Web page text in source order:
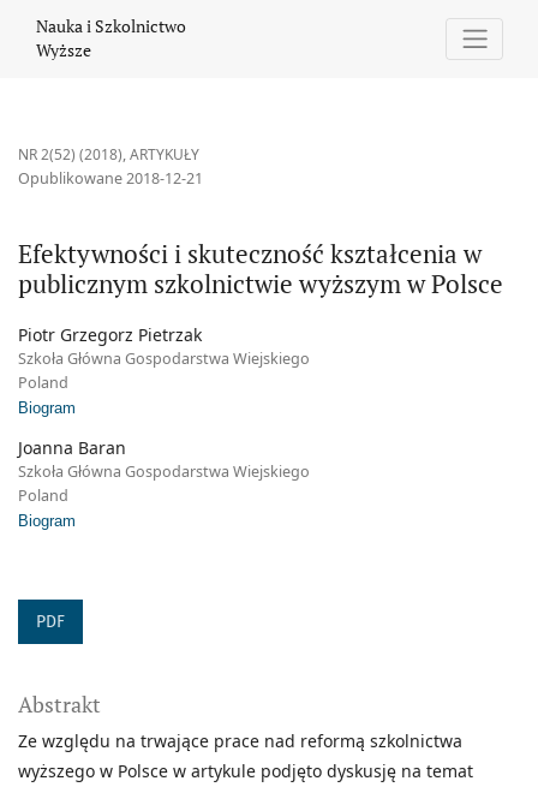
Nauka i Szkolnictwo
Wyższe
NR 2(52) (2018),ARTYKUŁY
Efektywności i skuteczność kształcenia w
publicznym szkolnictwie wyższym w Polsce
Opublikowane 2018-12-21
Piotr Grzegorz Pietrzak
Szkoła Główna Gospodarstwa Wiejskiego
Poland
Biogram
Joanna Baran
Szkoła Główna Gospodarstwa Wiejskiego
Poland
Biogram
PDF
Abstrakt
Ze względu na trwające prace nad reformą szkolnictwa
wyższego w Polsce w artykule podjęto dyskusję na temat